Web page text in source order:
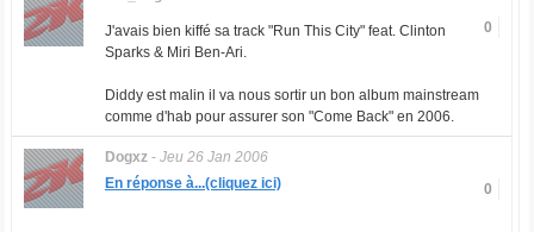
0
J'avais bien kiffé sa track "Run This City" feat. Clinton
Sparks & Miri Ben-Ari.
Diddy est malin il va nous sortir un bon album mainstream
comme d'hab pour assurer son "Come Back" en 2006.
Dogxz- Jeu 26 Jan 2006
0
En réponse à...(cliquez ici)